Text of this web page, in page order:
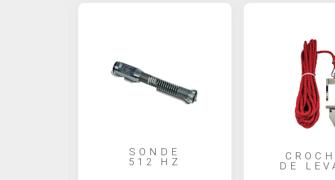
SONDE
512 HZ
DE